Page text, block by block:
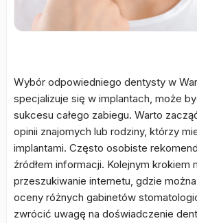
Wybór odpowiedniego dentysty w
specjalizuje się w implantach, może
sukcesu całego zabiegu. Warto
opinii znajomych lub rodziny, którzy
implantami. Często osobiste
źródłem informacji. Kolejnym krokiem
przeszukiwanie internetu, gdzie
oceny różnych gabinetów
zwrócić uwagę na doświadczenie